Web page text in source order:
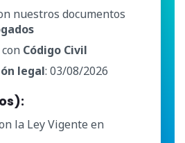
nuestros documentos
con Código Civil
legal: 03/08/2026
la Ley Vigente en